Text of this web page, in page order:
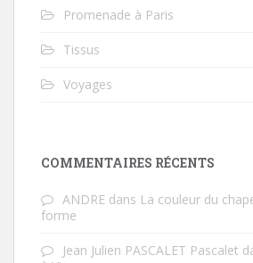
Promenade à Paris
Tissus
Voyages
COMMENTAIRES RÉCENTS
ANDRE dans La couleur du
forme
Jean Julien PASCALET Pascalet